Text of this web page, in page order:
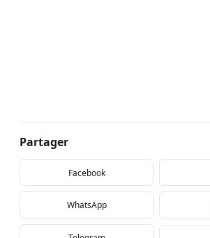
Partager
Facebook
WhatsApp